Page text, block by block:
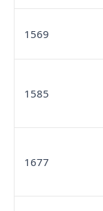
1569
1585
1677